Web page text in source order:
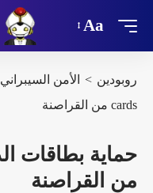
Aa
روبودين > الأمن السيبراني
cards من القراصنة
من القراصنة